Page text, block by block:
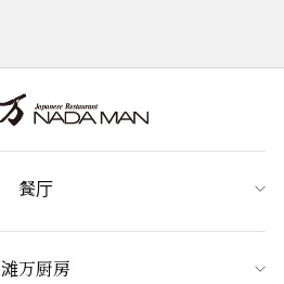
餐厅
滩万厨房